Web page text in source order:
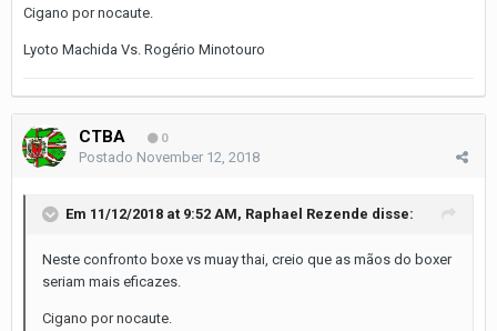
Cigano por nocaute.
Lyoto Machida Vs. Rogério Minotouro
CTBA 0
Postado November 12, 2018
Em 11/12/2018 at 9:52 AM, Raphael Rezende disse:
Neste confronto boxe vs muay thai, creio que as mãos do boxer
seriam mais eficazes.
Cigano por nocaute.